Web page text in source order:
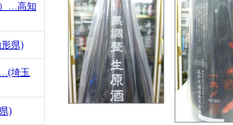
…高知
県)
埼玉
)